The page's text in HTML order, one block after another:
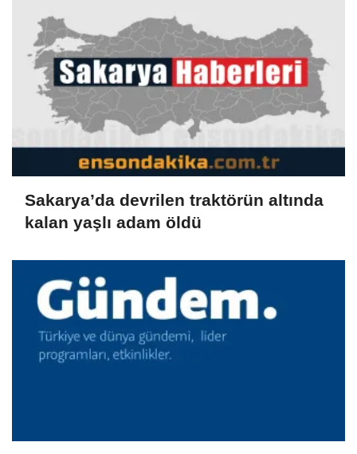
Sakarya’da devrilen traktörün altında
kalan yaşlı adam öldü